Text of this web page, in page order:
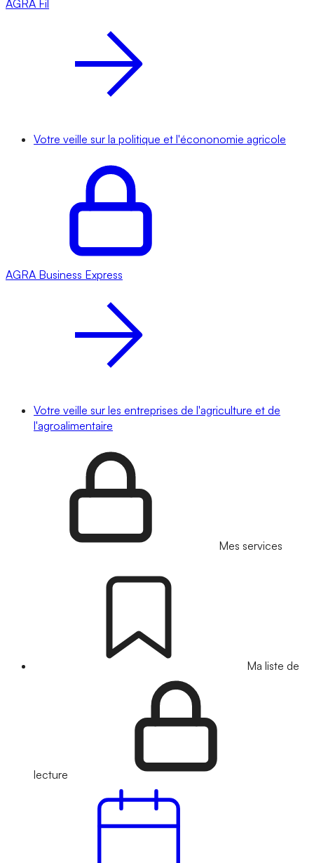
AGRA Fil
Votre veille sur la politique et l'écononomie agricole
AGRA Business Express
Votre veille sur les entreprises de l'agriculture et de
l'agroalimentaire
Mes services
Ma liste de
lecture